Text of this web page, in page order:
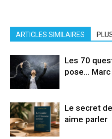
ARTICLES SIMILAIRES
Les 70
pose…
Le secret
aime parler